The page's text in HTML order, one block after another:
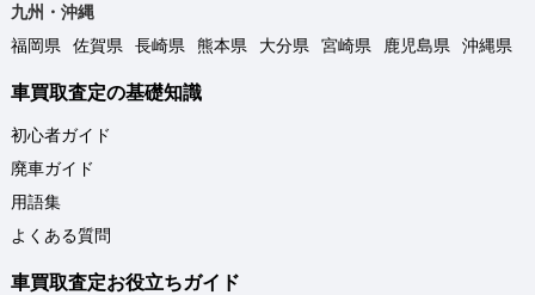
九州・沖縄
福岡県
佐賀県 長崎県 熊本県 大分県 宮崎県 鹿児島県 沖縄県
車買取査定の基礎知識
初心者ガイド
廃車ガイド
用語集
よくある質問
車買取査定お役立ちガイド